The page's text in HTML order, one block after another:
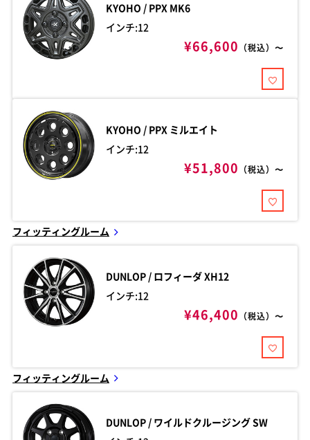
KYOHO / PPX MK6
インチ:12
¥66,600 （税込）〜
KYOHO / PPX ミルエイト
インチ:12
¥51,800 （税込）〜
フィッティングルーム
DUNLOP / ロフィーダXH12
インチ:12
¥46,400 （税込）〜
フィッティングルーム
DUNLOP / ワイルドクルージングSW